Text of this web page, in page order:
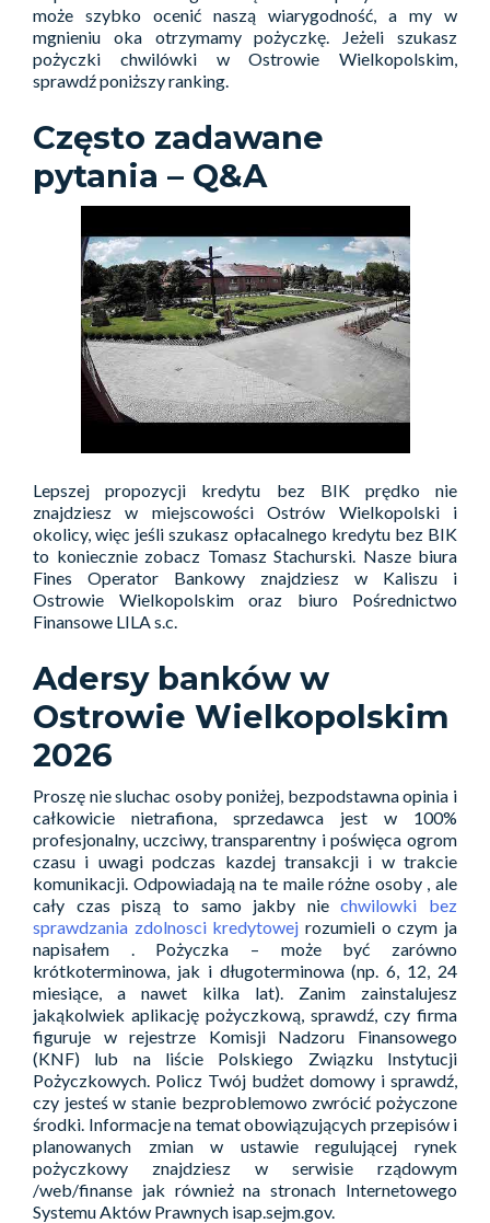
może szybko ocenić naszą wiarygodność, a my w
mgnieniu oka otrzymamy pożyczkę. Jeżeli szukasz
pożyczki chwilówki w Ostrowie Wielkopolskim,
sprawdź poniższy ranking.
Często zadawane
pytania – Q&A
Lepszej propozycji kredytu bez BIK prędko nie
znajdziesz w miejscowości Ostrów Wielkopolski i
okolicy, więc jeśli szukasz opłacalnego kredytu bez BIK
to koniecznie zobacz Tomasz Stachurski. Nasze biura
Fines Operator Bankowy znajdziesz w Kaliszu i
Ostrowie Wielkopolskim oraz biuro Pośrednictwo
Finansowe LILA s.c.
Adersy banków w
Ostrowie Wielkopolskim
2026
Proszę nie sluchac osoby poniżej, bezpodstawna opinia i
całkowicie nietrafiona, sprzedawca jest w 100%
profesjonalny, uczciwy, transparentny i poświęca ogrom
czasu i uwagi podczas kazdej transakcji i w trakcie
komunikacji. Odpowiadają na te maile różne osoby , ale
cały czas piszą to samo jakby niechwilowki bez
sprawdzania zdolnosci kredytowej rozumieli o czym ja
napisałem . Pożyczka – może być zarówno
krótkoterminowa, jak i długoterminowa (np. 6, 12, 24
miesiące, a nawet kilka lat). Zanim zainstalujesz
jakąkolwiek aplikację pożyczkową, sprawdź, czy firma
figuruje w rejestrze Komisji Nadzoru Finansowego
(KNF) lub na liście Polskiego Związku Instytucji
Pożyczkowych. Policz Twój budżet domowy i sprawdź,
czy jesteś w stanie bezproblemowo zwrócić pożyczone
środki. Informacje na temat obowiązujących przepisów i
planowanych zmian w ustawie regulującej rynek
pożyczkowy znajdziesz w serwisie rządowym
/web/finanse jak również na stronach Internetowego
Systemu Aktów Prawnych isap.sejm.gov.